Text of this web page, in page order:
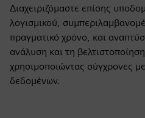
Διαχειριζόμαστε επίσης
λογισμικού,
πραγματικό χρόνο, και
ανάλυση και τη
χρησιμοποιώντας σύγχρονες
δεδομένων.